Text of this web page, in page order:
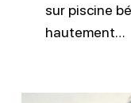
sur piscine
hautement…